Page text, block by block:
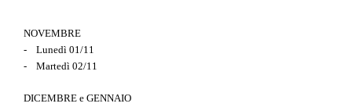
NOVEMBRE
- Lunedì 01/11
- Martedì 02/11
DICEMBRE e GENNAIO